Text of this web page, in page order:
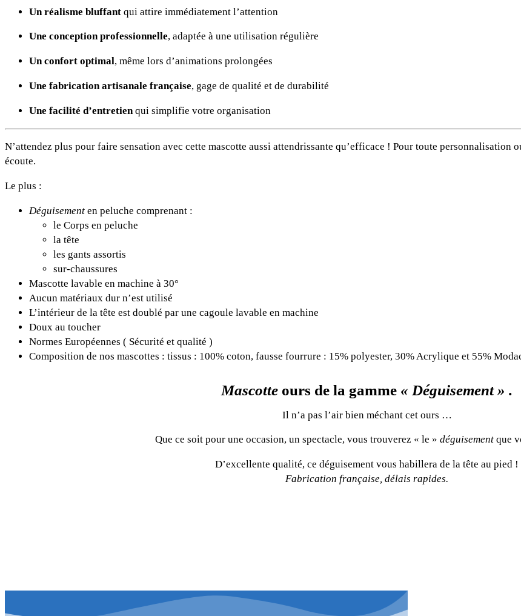
Un réalisme bluffant qui attire immédiatement l’attention
Une conception professionnelle, adaptée à une utilisation régulière
Un confort optimal, même lors d’animations prolongées
Une fabrication artisanale française, gage de qualité et de durabilité
Une facilité d’entretien qui simplifie votre organisation
N’attendez plus pour faire sensation avec cette mascotte aussi attendrissante qu’efficace ! Pour toute personnalisation
écoute.
Le plus :
Déguisement en peluche comprenant :
le Corps en peluche
la tête
les gants assortis
sur-chaussures
Mascotte lavable en machine à 30°
Aucun matériaux dur n’est utilisé
L’intérieur de la tête est doublé par une cagoule lavable en machine
Doux au toucher
Normes Européennes ( Sécurité et qualité )
Composition de nos mascottes : tissus : 100% coton, fausse fourrure : 15% polyester, 30% Acrylique et 55%
Mascotte ours de la gamme « Déguisement » .
Il n’a pas l’air bien méchant cet ours …
Que ce soit pour une occasion, un spectacle, vous trouverez « le »déguisement que
D’excellente qualité, ce déguisement vous habillera de la tête au pied !
Fabrication française, délais rapides.